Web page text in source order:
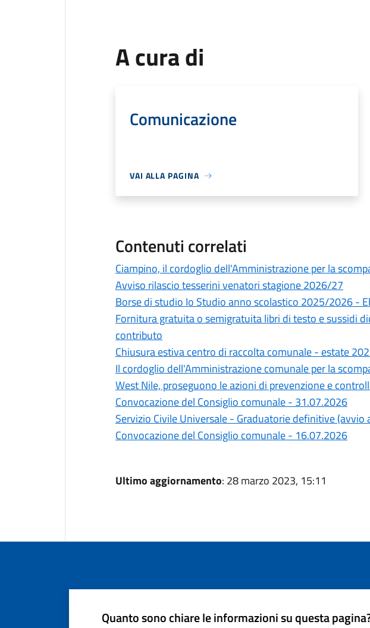
A cura di
Comunicazione
VAI ALLA PAGINA
Contenuti correlati
Ciampino, il cordoglio dell'Amministrazione per la
Avviso rilascio tesserini venatori stagione 2026/27
Borse di studio Io Studio anno scolastico 2025/2026 -
Fornitura gratuita o semigratuita libri di testo e sussidi
contributo
Chiusura estiva centro di raccolta comunale - estate
Il cordoglio dell'Amministrazione comunale per la
West Nile, proseguono le azioni di prevenzione e
Convocazione del Consiglio comunale - 31.07.2026
Servizio Civile Universale - Graduatorie definitive (avvio
Convocazione del Consiglio comunale - 16.07.2026
Ultimo aggiornamento: 28 marzo 2023, 15:11
Quanto sono chiare le informazioni su questa